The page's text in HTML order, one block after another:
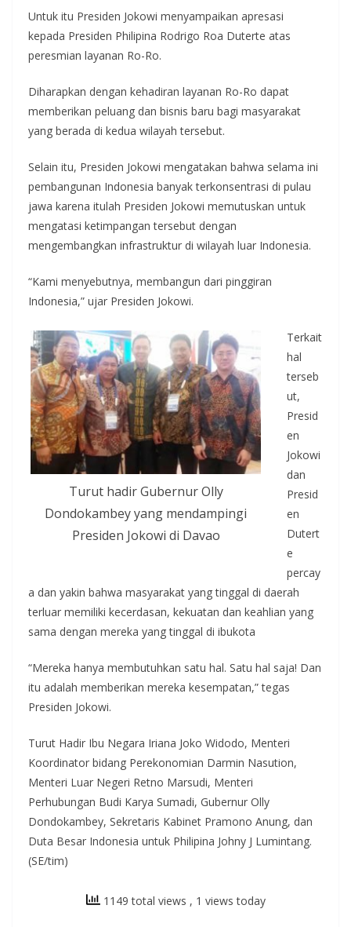
Untuk itu Presiden Jokowi menyampaikan apresasi
kepada Presiden Philipina Rodrigo Roa Duterte atas
peresmian layanan Ro-Ro.
Diharapkan dengan kehadiran layanan Ro-Ro dapat
memberikan peluang dan bisnis baru bagi masyarakat
yang berada di kedua wilayah tersebut.
Selain itu, Presiden Jokowi mengatakan bahwa selama ini
pembangunan Indonesia banyak terkonsentrasi di pulau
jawa karena itulah Presiden Jokowi memutuskan untuk
mengatasi ketimpangan tersebut dengan
mengembangkan infrastruktur di wilayah luar Indonesia.
“Kami menyebutnya, membangun dari pinggiran
Indonesia,” ujar Presiden Jokowi.
Turut hadir Gubernur Olly
Dondokambey yang mendampingi
Presiden Jokowi di Davao
Terkait
hal
terseb
ut,
Presid
en
Jokowi
dan
Presid
en
Dutert
e
percay
a dan yakin bahwa masyarakat yang tinggal di daerah
terluar memiliki kecerdasan, kekuatan dan keahlian yang
sama dengan mereka yang tinggal di ibukota
“Mereka hanya membutuhkan satu hal. Satu hal saja! Dan
itu adalah memberikan mereka kesempatan,” tegas
Presiden Jokowi.
Turut Hadir Ibu Negara Iriana Joko Widodo, Menteri
Koordinator bidang Perekonomian Darmin Nasution,
Menteri Luar Negeri Retno Marsudi, Menteri
Perhubungan Budi Karya Sumadi, Gubernur Olly
Dondokambey, Sekretaris Kabinet Pramono Anung, dan
Duta Besar Indonesia untuk Philipina Johny J Lumintang.
(SE/tim)
1149 total views , 1 views today